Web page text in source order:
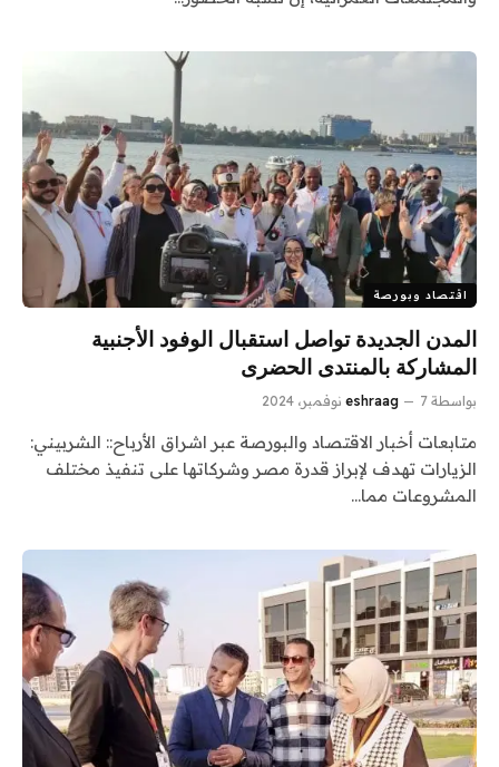
اقتصاد وبورصة
المدن الجديدة تواصل استقبال الوفود الأجنبية
المشاركة بالمنتدى الحضرى
بواسطة eshraag 7 نوفمبر، 2024
متابعات أخبار الاقتصاد والبورصة عبر اشراق الأرباح:: الشربيني:
الزيارات تهدف لإبراز قدرة مصر وشركاتها على تنفيذ مختلف
المشروعات مما…